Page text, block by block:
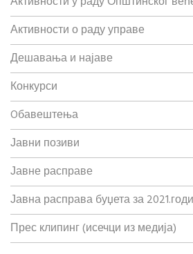
Активности о раду управе
Дешавања и најаве
Конкурси
Oбавештења
Јавни позиви
Јавне расправе
Јавна расправа буџета за
Прес клипинг (исечци из медија)